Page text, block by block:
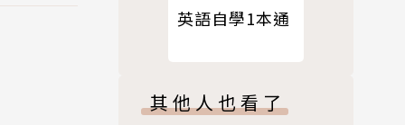
英語自學1本通
其他人也看了